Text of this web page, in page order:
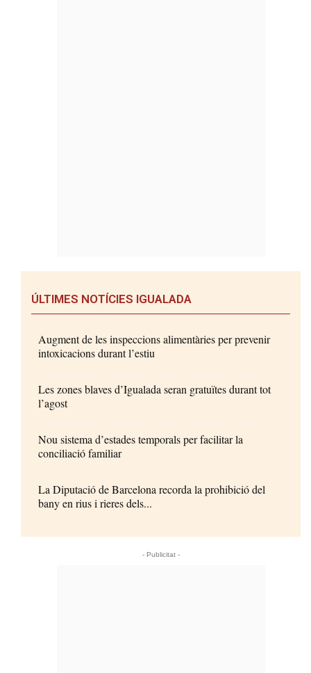
ÚLTIMES NOTÍCIES IGUALADA
Augment de les inspeccions alimentàries per prevenir
intoxicacions durant l’estiu
Les zones blaves d’Igualada seran gratuïtes durant tot
l’agost
Nou sistema d’estades temporals per facilitar la
conciliació familiar
La Diputació de Barcelona recorda la prohibició del
bany en rius i rieres dels...
- Publicitat -